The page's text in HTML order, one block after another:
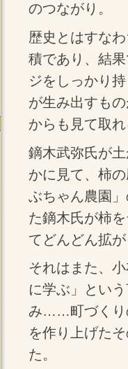
のつながり。
歴史とはすな
積であり、結
ジをしっかり
が生み出すも
からも見て取
鏑木武弥氏が
かに見て、柿
ぶちゃん農園
た鏑木氏が柿
てどんどん拡
それはまた、
に学ぶ」とい
み……町づくり
を作り上げた
た。